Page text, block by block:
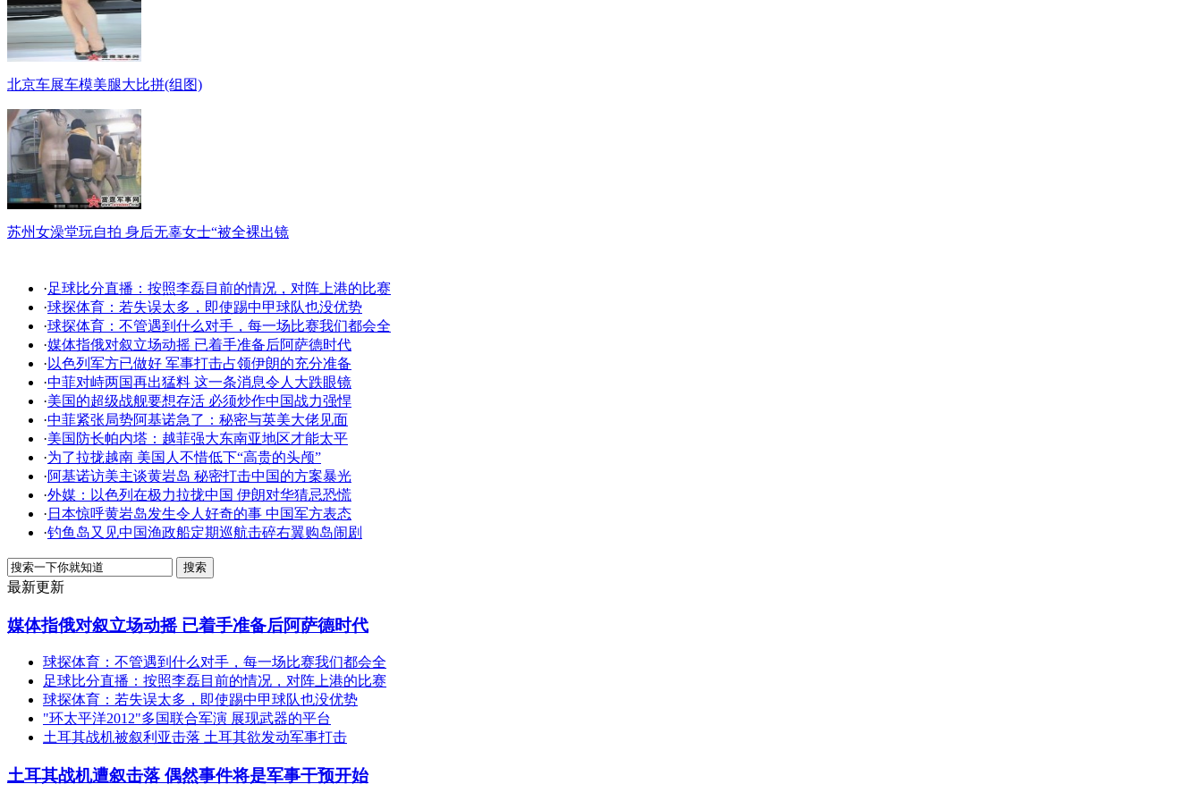
北京车展车模美腿大比拼(组图)
苏州女澡堂玩自拍 身后无辜女士“被全裸出镜
·足球比分直播：按照李磊目前的情况，对阵上港的比赛
·球探体育：若失误太多，即使踢中甲球队也没优势
·球探体育：不管遇到什么对手，每一场比赛我们都会全
·媒体指俄对叙立场动摇 已着手准备后阿萨德时代
· 以色列军方已做好 军事打击占领伊朗的充分准备
·中菲对峙两国再出猛料 这一条消息令人大跌眼镜
·美国的超级战舰要想存活 必须炒作中国战力强悍
·中菲紧张局势阿基诺急了：秘密与英美大佬见面
·美国防长帕内塔：越菲强大东南亚地区才能太平
·为了拉拢越南 美国人不惜低下“高贵的头颅”
·阿基诺访美主谈黄岩岛 秘密打击中国的方案暴光
·外媒：以色列在极力拉拢中国 伊朗对华猜忌恐慌
· 日本惊呼黄岩岛发生令人好奇的事 中国军方表态
·钓鱼岛又见中国渔政船定期巡航击碎右翼购岛闹剧
最新更新
媒体指俄对叙立场动摇 已着手准备后阿萨德时代
球探体育：不管遇到什么对手，每一场比赛我们都会全
足球比分直播：按照李磊目前的情况，对阵上港的比赛
球探体育：若失误太多，即使踢中甲球队也没优势
"环太平洋2012"多国联合军演 展现武器的平台
土耳其战机被叙利亚击落 土耳其欲发动军事打击
土耳其战机遭叙击落 偶然事件将是军事干预开始